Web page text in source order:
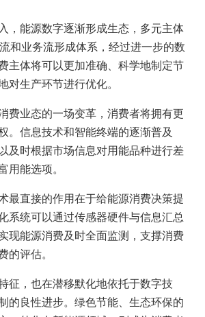
，能源数字逐渐形成生态，多元主体
和业务流形成体系，经过进一步的数
主体将可以更加准确、科学地制定节
对生产环节进行优化。
费业态的一场变革，消费者将拥有更
。信息技术和智能终端的逐渐普及
及时根据市场信息对用能品种进行差
用能选项。
最直接的作用在于给能源消费决策提
系统可以通过传感器硬件与信息汇总
现能源消费及时全面监测，支撑消费
的评估。
征，也在潜移默化地依托于数字技
的良性进步。绿色节能、生态环保的